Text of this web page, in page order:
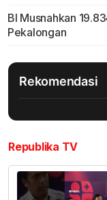
BI Musnahkan
Pekalongan
Rekomendasi
Republika TV